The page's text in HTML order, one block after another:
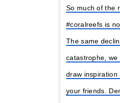
So much of the
#coralreefs is
The same
catastrophe,
draw inspiration
your friends.